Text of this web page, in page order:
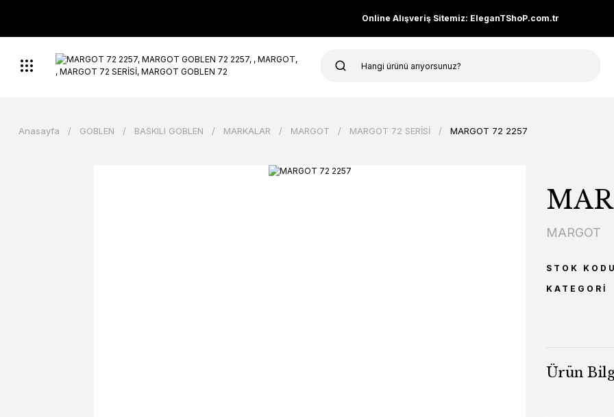
Online Alışveriş Sitemiz: EleganTShoP.com.tr
Anasayfa GOBLEN BASKILI GOBLEN MARKALAR MARGOT MARGOT 72 SERİSİ MARGOT 72 2257
MARGOT
STOK KODU
KATEGORI
Ürün